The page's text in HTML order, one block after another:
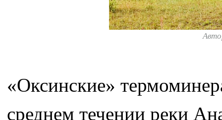
«Оксинские»
среднем течении реки